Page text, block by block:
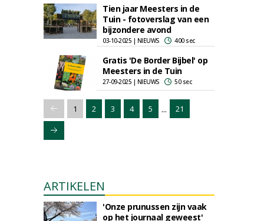
Tien jaar Meesters in de
Tuin - fotoverslag van een
bijzondere avond
03-10-2025 | NIEUWS 400 sec
Gratis 'De Border Bijbel' op
Meesters in de Tuin
27-09-2025 | NIEUWS 50 sec
1 2 3 4 5 ... 21
ARTIKELEN
'Onze prunussen zijn vaak
op het journaal geweest'